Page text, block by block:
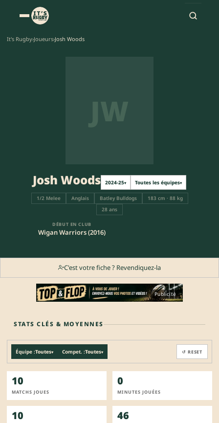
It's Rugby›Joueurs›Josh Woods
JW
Josh Woods 2024-25▾ Toutes les équipes▾
1/2 Melee Anglais Batley Bulldogs
183 cm · 88 kg
28 ans
DÉBUT EN CLUB
Wigan Warriors (2016)
C'est votre fiche ? Revendiquez-la
Publicité
STATS CLÉS & MOYENNES
Équipe :Toutes▾ Compet. :Toutes▾ ↺ RESET
10
MATCHS JOUES
0
MINUTES JOUÉES
10 46